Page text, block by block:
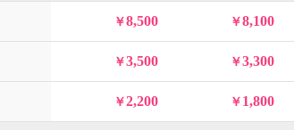
8,500 8,100
3,500 3,300
2,200 1,800